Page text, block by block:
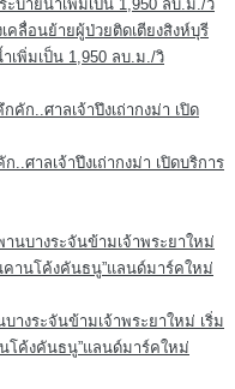
คลื่อนย้ายผู้ป่วยติดเตียงสิงห์บุรี
เพิ่มเป็น 1,950 ลบ.ม./วิ
..ศาลเจ้าปึงเถ่ากงม่า เปิดบริการ
างระจันข้ามเจ้าพระยาใหม่ เริ่ม
โค้งคันธนู”แลนด์มาร์คใหม่